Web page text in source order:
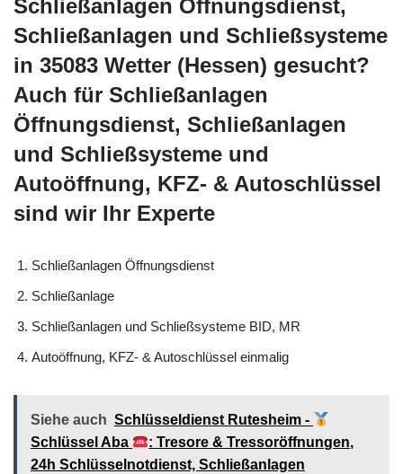
Schließanlagen Öffnungsdienst,
Schließanlagen und Schließsysteme
in 35083 Wetter (Hessen) gesucht?
Auch für Schließanlagen
Öffnungsdienst, Schließanlagen
und Schließsysteme und
Autoöffnung, KFZ- & Autoschlüssel
sind wir Ihr Experte
Schließanlagen Öffnungsdienst
Schließanlage
Schließanlagen und Schließsysteme BID, MR
Autoöffnung, KFZ- & Autoschlüssel einmalig
Siehe auch Schlüsseldienst Rutesheim -
Schlüssel Aba
: Tresore & Tressoröffnungen,
24h Schlüsselnotdienst, Schließanlagen